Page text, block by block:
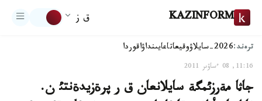
KAZINFORM ق ز
ترەند:2026-سايلاۋ وقيعاتاعايىنداۋاقوردا
11:16, 08 ءساۋىر 2011
جاثا مةرزئمگة سايلانعان ق ر پرةزيدةنتئ ن.